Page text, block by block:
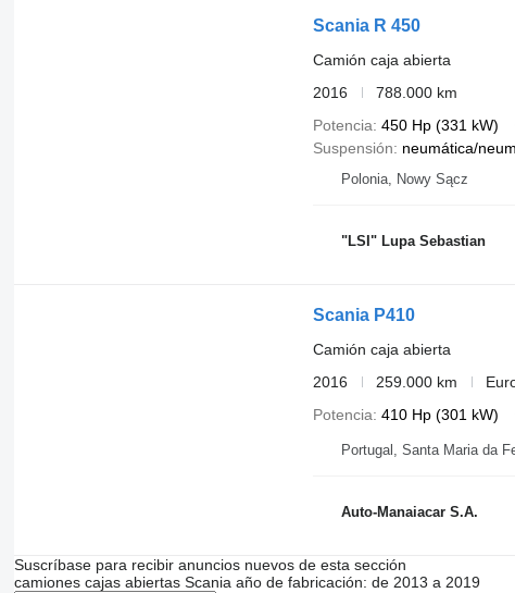
Rear axle 1: Tyre size: 315/80 R22.5; Max. axle load: 9900 kg;
Rear axle 2: Tyre size: 315/80 R22.5; Max. axle load: 9900 kg
Rear axle 3: Tyre size: 385/65 R22,5; Max. axle load: 8200 kg;
Scania R 450
Camión caja abierta
2016
788.000 km
Potencia 450 Hp (331 kW)
Suspensión
neumática/
Polonia, Nowy Sącz
"LSI" Lupa Sebastian
Scania P410
Camión caja abierta
2016
259.000 km
Potencia 410 Hp (301 kW)
Portugal, Santa Maria da
Auto-Manaiacar S.A.
Suscríbase para recibir anuncios nuevos de esta sección
camiones cajas abiertas Scania año de fabricación: de 2013 a 2019